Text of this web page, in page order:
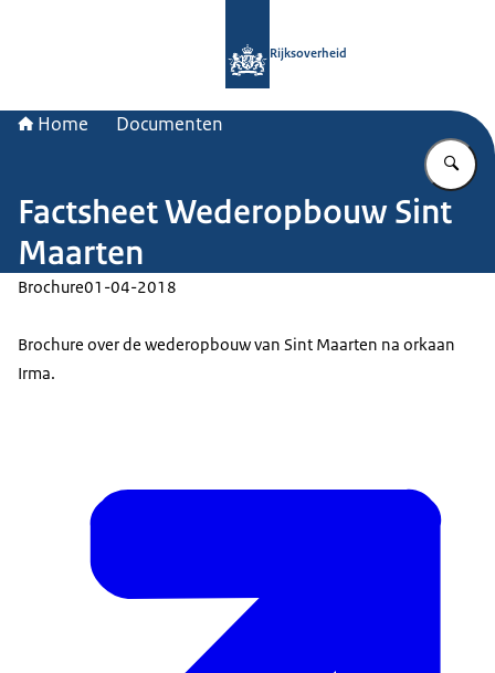
Rijksoverheid
Home Documenten
Factsheet Wederopbouw Sint
Maarten
Brochure01-04-2018
Brochure over de wederopbouw van Sint Maarten na orkaan
Irma.